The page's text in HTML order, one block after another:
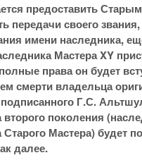
предоставить
передачи своего звания,
имени наследника,
Мастера XY
права он будет
смерти владельца
Г.С.
второго поколения
Старого Мастера) будет
далее.